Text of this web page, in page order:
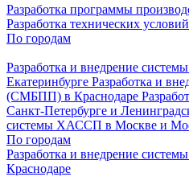
Разработка программы
Разработка технических
По городам
Разработка и внедрение
Екатеринбурге Разработка и
(СМБПП) в Краснодаре
Санкт‑Петербурге и
системы ХАССП в Москве и
По городам
Разработка и внедрение
Краснодаре